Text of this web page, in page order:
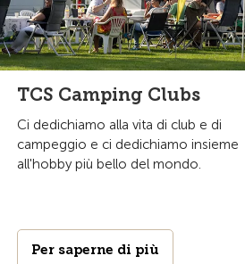
TCS Camping Clubs
Ci dedichiamo alla vita di club e di
campeggio e ci dedichiamo insieme
all'hobby più bello del mondo.
Per saperne di più